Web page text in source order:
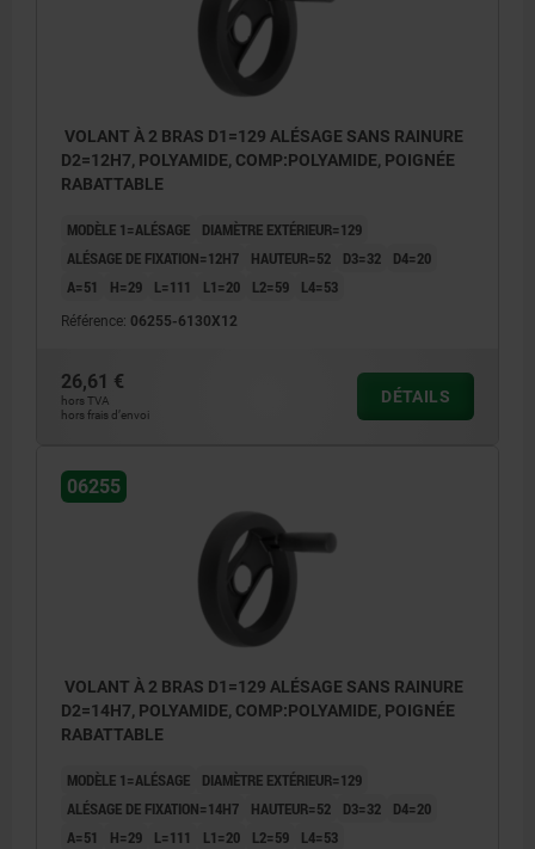
VOLANT À 2 BRAS D1=129 ALÉSAGE SANS RAINURE
D2=12H7, POLYAMIDE, COMP:POLYAMIDE, POIGNÉE
RABATTABLE
MODÈLE 1=ALÉSAGE
DIAMÈTRE EXTÉRIEUR=129
ALÉSAGE DE FIXATION=12H7
HAUTEUR=52 D3=32
D4=20
A=51
H=29 L=111 L1=20 L2=59 L4=53
Référence: 06255-6130X12
26,61 €
hors TVA
hors frais d’envoi
DÉTAILS
06255
VOLANT À 2 BRAS D1=129 ALÉSAGE SANS RAINURE
D2=14H7, POLYAMIDE, COMP:POLYAMIDE, POIGNÉE
RABATTABLE
MODÈLE 1=ALÉSAGE
DIAMÈTRE EXTÉRIEUR=129
ALÉSAGE DE FIXATION=14H7
HAUTEUR=52 D3=32
D4=20
A=51
H=29 L=111 L1=20 L2=59 L4=53